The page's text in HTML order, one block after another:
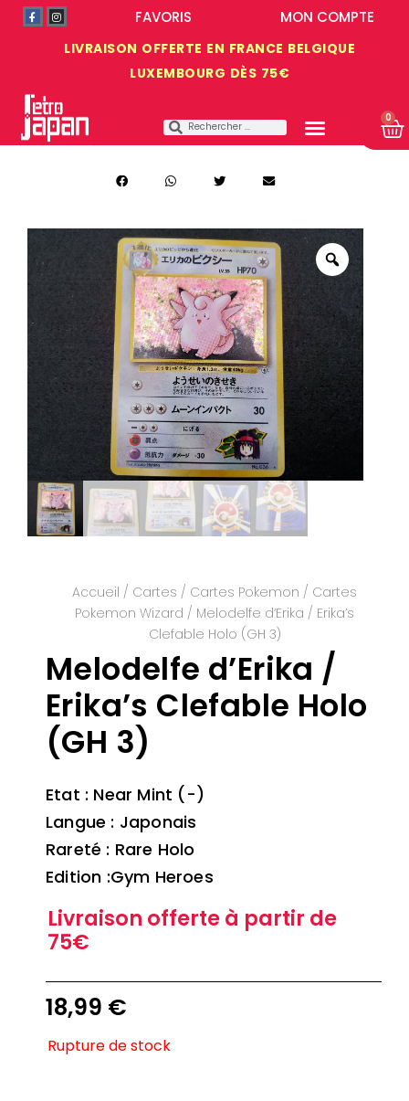
LIVRAISON OFFERTE EN FRANCE BELGIQUE
LUXEMBOURG DÈS 75€
MON COMPTE
FAVORIS
0
Accueil / Cartes / Cartes Pokemon / Cartes
Pokemon Wizard / Melodelfe d’Erika / Erika’s
Clefable Holo (GH 3)
Melodelfe d’Erika /
Erika’s Clefable Holo
(GH 3)
Etat : Near Mint (-)
Langue : Japonais
Rareté : Rare Holo
Edition :Gym Heroes
Livraison offerte à partir de
75€
18,99 €
Rupture de stock